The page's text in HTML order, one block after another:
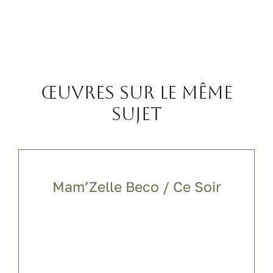
Œuvres sur le même
sujet
Mam’Zelle Beco / Ce Soir